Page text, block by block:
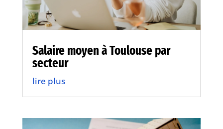
Salaire moyen à Toulouse par
secteur
lire plus